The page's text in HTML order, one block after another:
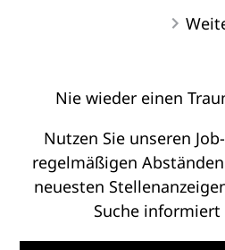
Nie wieder einen
Nutzen Sie unseren
regelmäßigen
neuesten
Suche informiert